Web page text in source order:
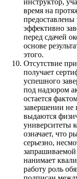
инструктор,
время на
эффективно
перед сдачей
основе
этого.
Отсутствие
получает
успешного
под надзором
остается
завершении не
выдаются
университеты
означает, что
серьезно,
нанимает
работу роль